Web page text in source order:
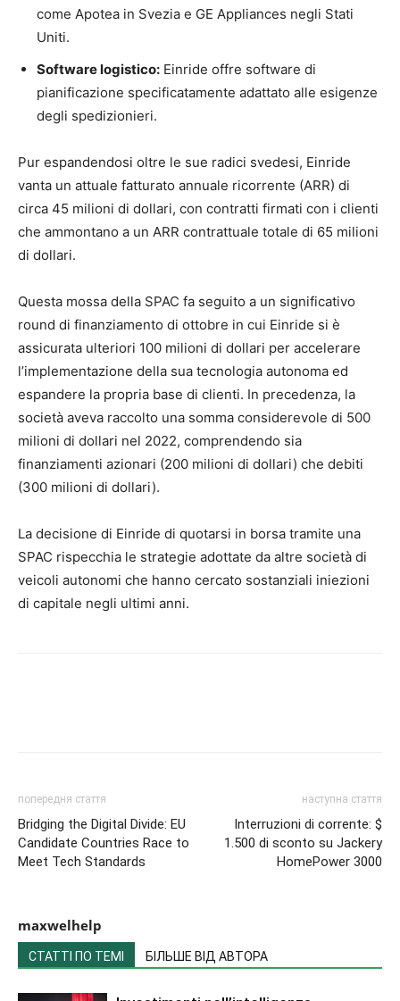
come Apotea in Svezia e GE Appliances negli Stati
Uniti.
Software logistico: Einride offre software di
pianificazione specificatamente adattato alle esigenze
degli spedizionieri.
Pur espandendosi oltre le sue radici svedesi, Einride
vanta un attuale fatturato annuale ricorrente (ARR) di
circa 45 milioni di dollari, con contratti firmati con i clienti
che ammontano a un ARR contrattuale totale di 65 milioni
di dollari.
Questa mossa della SPAC fa seguito a un significativo
round di finanziamento di ottobre in cui Einride si è
assicurata ulteriori 100 milioni di dollari per accelerare
l’implementazione della sua tecnologia autonoma ed
espandere la propria base di clienti. In precedenza, la
società aveva raccolto una somma considerevole di 500
milioni di dollari nel 2022, comprendendo sia
finanziamenti azionari (200 milioni di dollari) che debiti
(300 milioni di dollari).
La decisione di Einride di quotarsi in borsa tramite una
SPAC rispecchia le strategie adottate da altre società di
veicoli autonomi che hanno cercato sostanziali iniezioni
di capitale negli ultimi anni.
попередня стаття
Bridging the Digital Divide: EU
Candidate Countries Race to
Meet Tech Standards
наступна стаття
Interruzioni di corrente: $
1.500 di sconto su Jackery
HomePower 3000
maxwelhelp
СТАТТІ ПО ТЕМІ БІЛЬШЕ ВІД АВТОРА